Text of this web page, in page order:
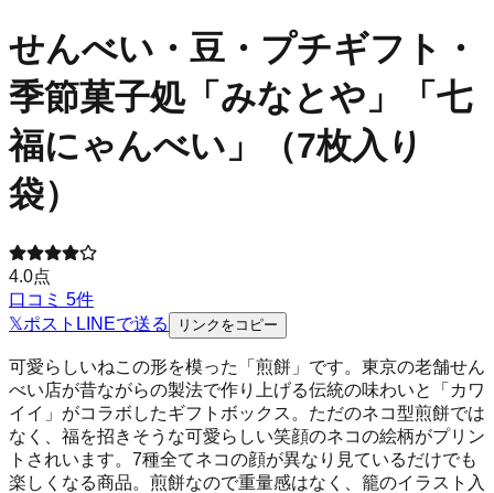
せんべい・豆・プチギフト・
季節菓子処「みなとや」
「七
福にゃんべい」（7枚入り
袋）
4.0点
口コミ 5件
𝕏ポスト LINEで送る リンクをコピー
可愛らしいねこの形を模った「煎餅」です。東京の老舗せん
べい店が昔ながらの製法で作り上げる伝統の味わいと「カワ
イイ」がコラボしたギフトボックス。ただのネコ型煎餅では
なく、福を招きそうな可愛らしい笑顔のネコの絵柄がプリン
トされいます。7種全てネコの顔が異なり見ているだけでも
楽しくなる商品。煎餅なので重量感はなく、籠のイラスト入